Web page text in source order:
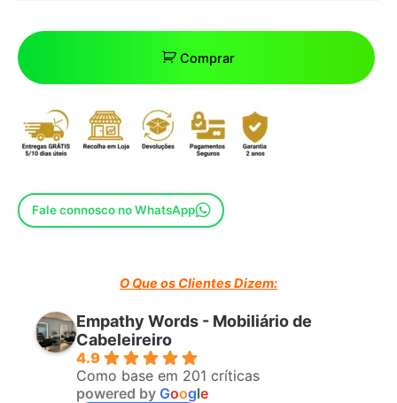
Comprar
Fale connosco no WhatsApp
O Que os Clientes Dizem:
Empathy Words - Mobiliário de
Cabeleireiro
4.9
Como base em 201 críticas
powered by Google